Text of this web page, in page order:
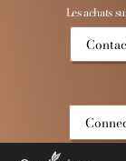
Les achats